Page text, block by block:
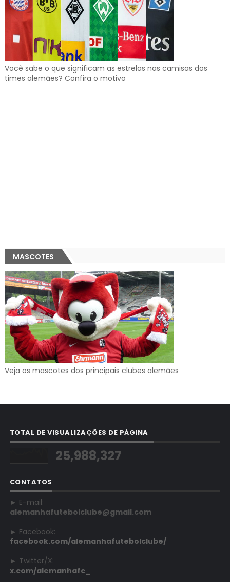
Você sabe o que significam as estrelas nas camisas dos
times alemães? Confira o motivo
MASCOTES
Veja os mascotes dos principais clubes alemães
TOTAL DE VISUALIZAÇÕES DE PÁGINA
25,988,327
CONTATOS
► E-mail:
alemanhafutebolclube@gmail.com
► Facebook:
facebook.com/alemanhafutebolclube/
► Twitter/X:
x.com/alemanhafc_